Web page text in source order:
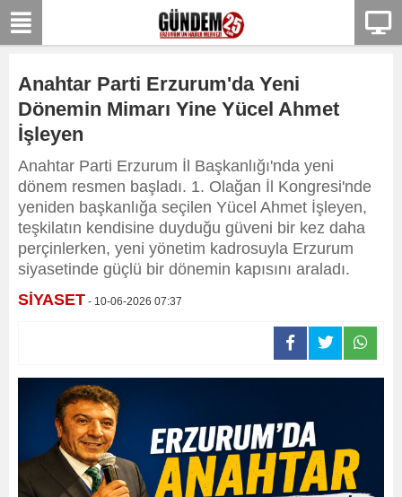
Anahtar Parti Erzurum'da Yeni
Dönemin Mimarı Yine Yücel Ahmet
İşleyen
Anahtar Parti Erzurum İl Başkanlığı'nda yeni
dönem resmen başladı. 1. Olağan İl Kongresi'nde
yeniden başkanlığa seçilen Yücel Ahmet İşleyen,
teşkilatın kendisine duyduğu güveni bir kez daha
perçinlerken, yeni yönetim kadrosuyla Erzurum
siyasetinde güçlü bir dönemin kapısını araladı.
SİYASET - 10-06-2026 07:37